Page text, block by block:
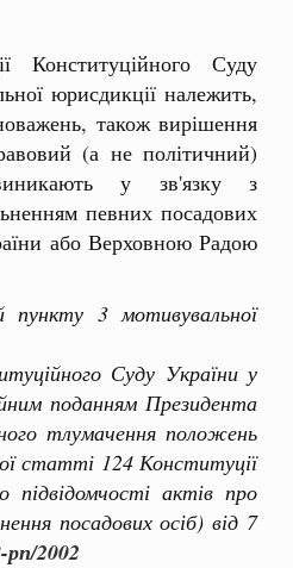
Суду
юрисдикції належить,
також вирішення
(а не політичний)
у зв'язку з
певних посадових
або Верховною Радою
пункту 3 мотивувальної
Суду України у
поданням Президента
тлумачення положень
статті 124 Конституції
підвідомчості актів про
посадових осіб) від 7
2002